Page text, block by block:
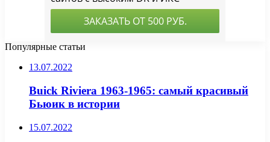
Популярные статьи
13.07.2022
Buick Riviera 1963-1965: самый красивый
Бьюик в истории
15.07.2022